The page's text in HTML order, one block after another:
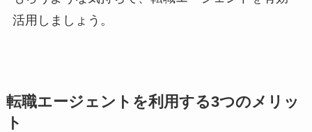
活用しましょう。
転職エージェントを利用する3つのメリッ
ト